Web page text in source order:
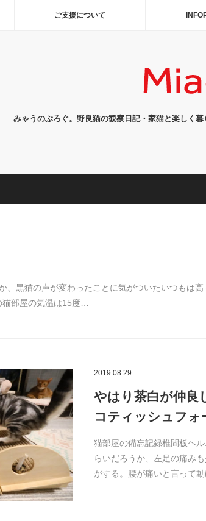
ご支援について
みゃうのぶろぐ。野良猫の観察日記・家猫と楽しく
、黒猫の声が変わったことに気がついたいつもは
部屋の気温は15度…
2019.08.29
やはり茶白が仲
コティッシュフォ
猫部屋の備忘記録椎間板ヘ
らいだろうか、左足の痛み
がする。腰が痛いと言って